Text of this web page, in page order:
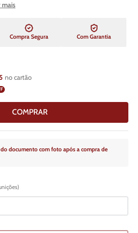
mais
Compra Segura Com Garantia
no cartão
COMPRAR
documento com foto após a compra de